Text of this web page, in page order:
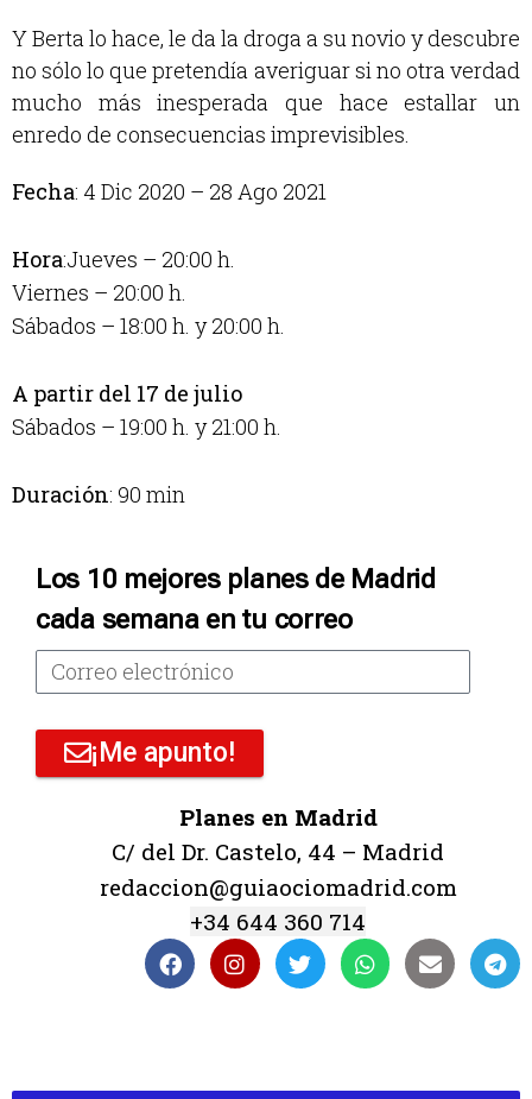
Y Berta lo hace, le da la droga a su novio y descubre
no sólo lo que pretendía averiguar si no otra verdad
mucho más inesperada que hace estallar un
enredo de consecuencias imprevisibles.
Fecha: 4 Dic 2020 – 28 Ago 2021
Hora:Jueves – 20:00 h.
Viernes – 20:00 h.
Sábados – 18:00 h. y 20:00 h.
A partir del 17 de julio
Sábados – 19:00 h. y 21:00 h.
Duración: 90 min
Los 10 mejores planes de Madrid
cada semana en tu correo
¡Me apunto!
Planes en Madrid
C/ del Dr. Castelo, 44 – Madrid
redaccion@guiaociomadrid.com
+34 644 360 714